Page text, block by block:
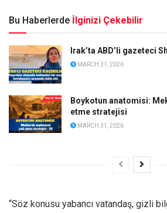
Bu Haberlerde İlginizi Çekebilir
Irak’ta ABD’li gazeteci
MARCH 31, 2026
Boykotun anatomisi:
etme stratejisi
MARCH 31, 2026
“Söz konusu yabancı vatandaş, gizli